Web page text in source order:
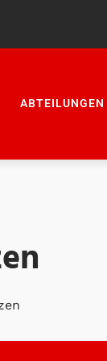
ABTEILUNGEN